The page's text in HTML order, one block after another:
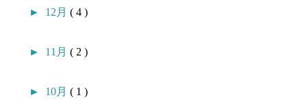
► 12月( 4 )
► 11月( 2 )
► 10月( 1 )